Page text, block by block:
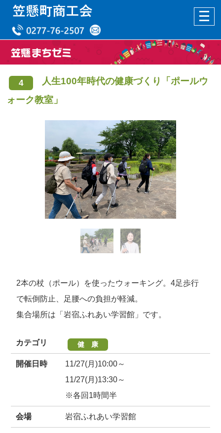
4
人生100年時代の健康づくり「ポールウ
ォーク教室」
2本の杖（ポール）を使ったウォーキング。4足歩行
で転倒防止、足腰への負担が軽減。
集合場所は「岩宿ふれあい学習館」です。
カテゴリ 健 康
開催日時
11/27(月)10:00～
11/27(月)13:30～
※各回1時間半
会場 岩宿ふれあい学習館